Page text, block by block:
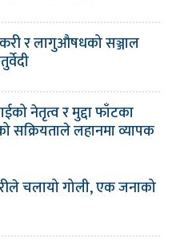
र लागुऔषधको सञ्जाल
नेतृत्व र मुद्दा फाँटका
सक्रियताले लहानमा व्यापक
चलायो गोली, एक जनाको